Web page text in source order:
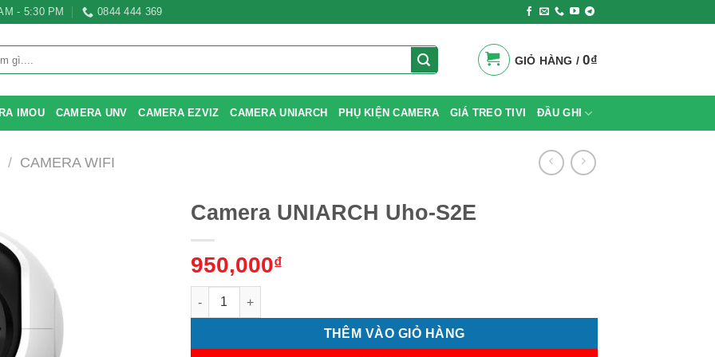
- 5:30 PM 0844 444 369
GIỎ HÀNG /0₫
IMOU CAMERA UNV CAMERA EZVIZ CAMERA UNIARCH PHỤ KIỆN CAMERA GIÁ TREO TIVI ĐẦU GHI
/ CAMERA WIFI
Camera UNIARCH Uho-S2E
950,000₫
Camera UNIARCH Uho-S2E số lượng
THÊM VÀO GIỎ HÀNG